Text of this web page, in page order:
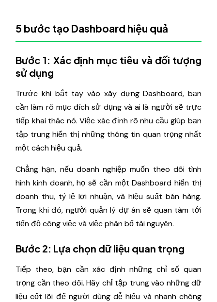
5 bước tạo Dashboard hiệu quả
Bước 1: Xác định mục tiêu và đối tượng
sử dụng
Trước khi bắt tay vào xây dựng Dashboard, bạn
cần làm rõ mục đích sử dụng và ai là người sẽ trực
tiếp khai thác nó. Việc xác định rõ nhu cầu giúp bạn
tập trung hiển thị những thông tin quan trọng nhất
một cách hiệu quả.
Chẳng hạn, nếu doanh nghiệp muốn theo dõi tình
hình kinh doanh, họ sẽ cần một Dashboard hiển thị
doanh thu, tỷ lệ lợi nhuận, và hiệu suất bán hàng.
Trong khi đó, người quản lý dự án sẽ quan tâm tới
tiến độ công việc và việc phân bố tài nguyên.
Bước 2: Lựa chọn dữ liệu quan trọng
Tiếp theo, bạn cần xác định những chỉ số quan
trọng cần theo dõi. Hãy chỉ tập trung vào những dữ
liệu cốt lõi để người dùng dễ hiểu và nhanh chóng